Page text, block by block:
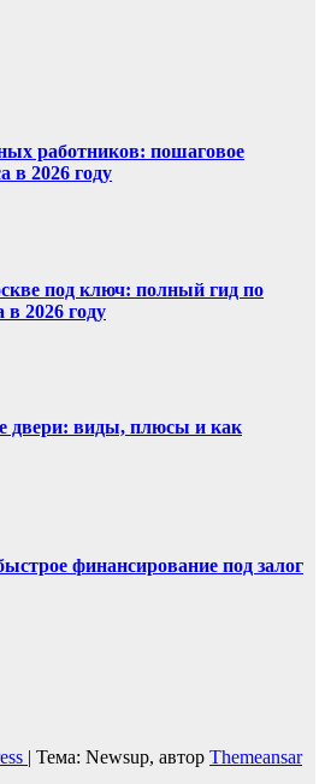
работников: пошаговое
в 2026 году
под ключ: полный гид по
в 2026 году
двери: виды, плюсы и как
финансирование под залог
| Тема: Newsup, автор Themeansar